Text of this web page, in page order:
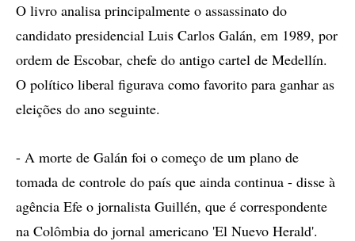
O livro analisa principalmente o assassinato do
candidato presidencial Luis Carlos Galán, em 1989, por
ordem de Escobar, chefe do antigo cartel de Medellín.
O político liberal figurava como favorito para ganhar as
eleições do ano seguinte.
- A morte de Galán foi o começo de um plano de
tomada de controle do país que ainda continua - disse à
agência Efe o jornalista Guillén, que é correspondente
na Colômbia do jornal americano 'El Nuevo Herald'.